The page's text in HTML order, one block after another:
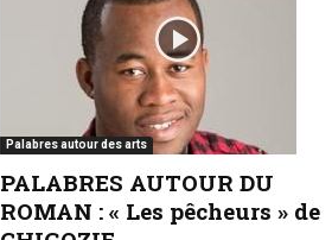
Palabres autour des arts
PALABRES AUTOUR DU
ROMAN : « Les pêcheurs » de